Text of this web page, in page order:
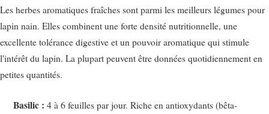
Les herbes aromatiques fraîches sont parmi les meilleurs légumes pour
lapin nain. Elles combinent une forte densité nutritionnelle, une
excellente tolérance digestive et un pouvoir aromatique qui stimule
l'intérêt du lapin. La plupart peuvent être données quotidiennement en
petites quantités.
Basilic : 4 à 6 feuilles par jour. Riche en antioxydants (bêta-